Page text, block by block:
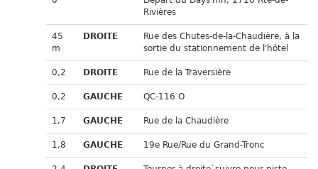
Rivières
45
m
DROITE
Rue des Chutes-de-la-Chaudière, à la
sortie du stationnement de l'hôtel
0,2 DROITE Rue de la Traversière
0,2 GAUCHE QC-116 O
1,7 GAUCHE Rue de la Chaudière
1,8 GAUCHE 19e Rue/Rue du Grand-Tronc